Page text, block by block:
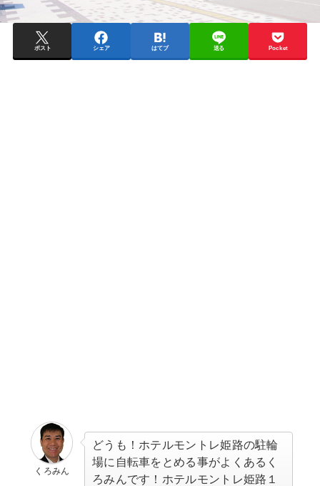
ポスト シェア はてブ 送る Pocket
くろみん
どうも！ホテルモントレ姫路の駐輪
場に自転車をとめる事がよくあるく
ろみんです！ホテルモントレ姫路１